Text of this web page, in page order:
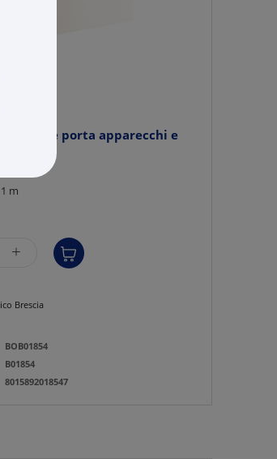
W Canale porta apparecchi e
m
+
Brescia
BOB01854
B01854
8015892018547